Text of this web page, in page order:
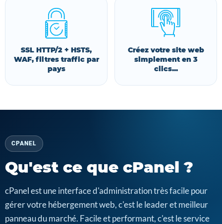
SSL HTTP/2 + HSTS,
WAF, filtres traffic par
pays
Créez votre site web
simplement en 3
clics...
CPANEL
Qu'est ce que cPanel ?
cPanel est une interface d'administration très facile pour
gérer votre hébergement web, c'est le leader et meilleur
panneau du marché. Facile et performant, c'est le service